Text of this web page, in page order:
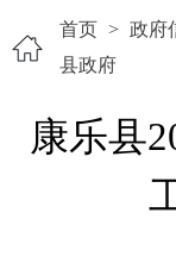
首页 > 政府
县政府
康乐县